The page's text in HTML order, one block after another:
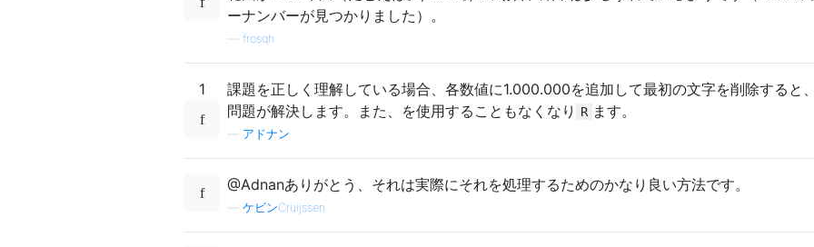
ーナンバーが見つかりました）。
frosqh
1
課題を正しく理解している場合、各数値に1.000.000を追加して最初の文字を削除すると
問題が解決します。また、を使用することもなくなり
R ます。
アドナン
@Adnanありがとう、それは実際にそれを処理するためのかなり良い方法です。
ケビンCruijssen